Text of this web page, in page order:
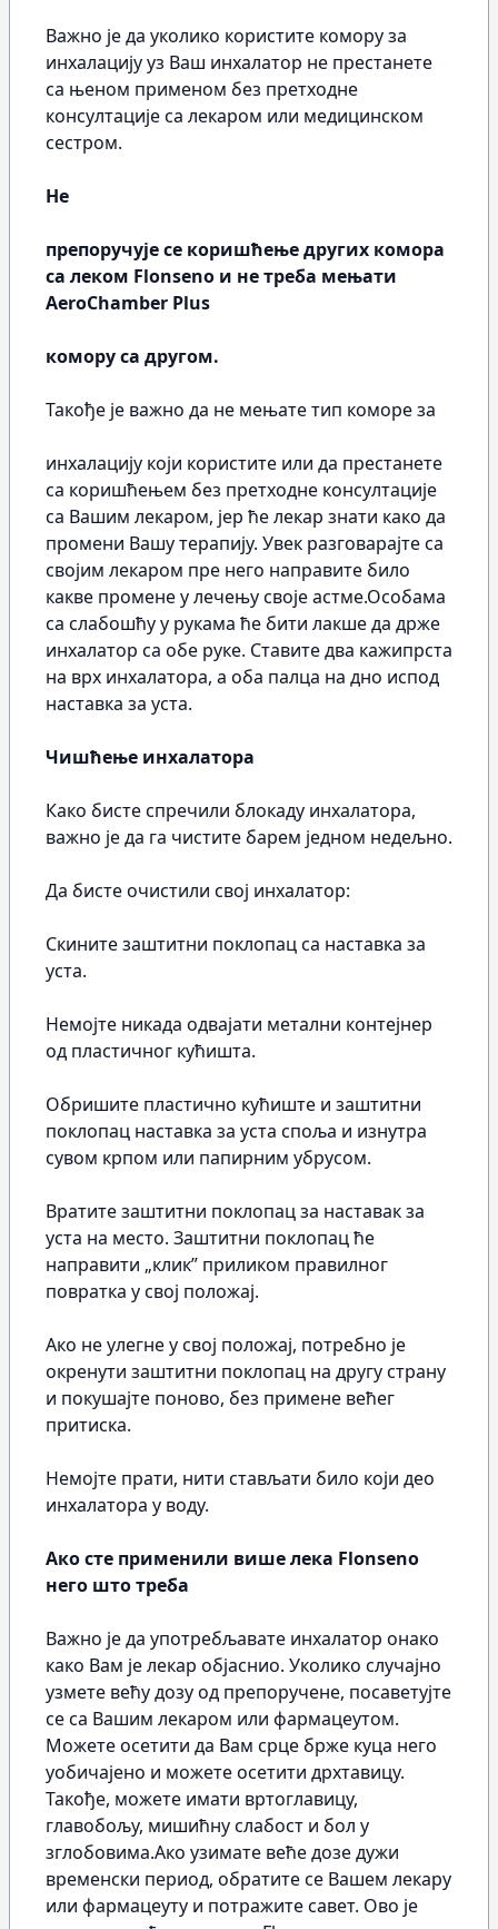
Важно је да уколико користите комору за
инхалацију уз Ваш инхалатор не престанете
са њеном применом без претходне
консултације са лекаром или медицинском
сестром.
Не
препоручује се коришћење других комора
са леком Flonseno и не треба мењати
AeroChamber Plus
комору са другом.
Такође је важно да не мењате тип коморе за
инхалацију који користите или да престанете
са коришћењем без претходне консултације
са Вашим лекаром, јер ће лекар знати како да
промени Вашу терапију. Увек разговарајте са
својим лекаром пре него направите било
какве промене у лечењу своје астме.Особама
са слабошћу у рукама ће бити лакше да држе
инхалатор са обе руке. Ставите два кажипрста
на врх инхалатора, а оба палца на дно испод
наставка за уста.
Чишћење инхалатора
Како бисте спречили блокаду инхалатора,
важно је да га чистите барем једном недељно.
Да бисте очистили свој инхалатор:
Скините заштитни поклопац са наставка за
уста.
Немојте никада одвајати метални контејнер
од пластичног кућишта.
Обришите пластично кућиште и заштитни
поклопац наставка за уста споља и изнутра
сувом крпом или папирним убрусом.
Вратите заштитни поклопац за наставак за
уста на место. Заштитни поклопац ће
направити „клик” приликом правилног
повратка у свој положај.
Ако не улегне у свој положај, потребно је
окренути заштитни поклопац на другу страну
и покушајте поново, без примене већег
притиска.
Немојте прати, нити стављати било који део
инхалатора у воду.
Ако сте применили више лека Flonseno
него што треба
Важно је да употребљавате инхалатор онако
како Вам је лекар објаснио. Уколико случајно
узмете већу дозу од препоручене, посаветујте
се са Вашим лекаром или фармацеутом.
Можете осетити да Вам срце брже куца него
уобичајено и можете осетити дрхтавицу.
Такође, можете имати вртоглавицу,
главобољу, мишићну слабост и бол у
зглобовима.Ако узимате веће дозе дужи
временски период, обратите сe Вашeм лекару
или фармацеуту и потражите савет. Ово је